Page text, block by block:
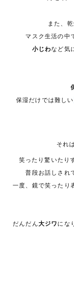
また、
マスク生活の中
小じわなど気
保湿だけでは難しい
それ
笑ったり驚いたり
普段お話しされ
一度、鏡で笑ったり
だんだん大ジワ にな